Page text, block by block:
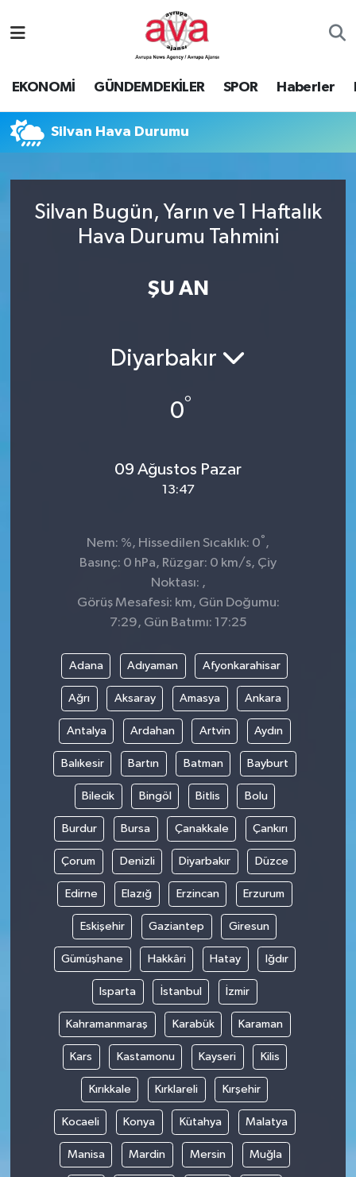
EKONOMİ GÜNDEMDEKİLER SPOR Haberler
Silvan Hava Durumu
Silvan Bugün, Yarın ve 1 Haftalık
Hava Durumu Tahmini
ŞU AN
Diyarbakır
0°
09 Ağustos Pazar
13:47
Nem: %, Hissedilen Sıcaklık: 0° ,
Basınç: 0 hPa, Rüzgar: 0 km/s, Çiy
Noktası: ,
Görüş Mesafesi: km, Gün Doğumu:
7:29, Gün Batımı: 17:25
Adana Adıyaman Afyonkarahisar
Ağrı Aksaray Amasya Ankara
Antalya Ardahan Artvin Aydın
Balıkesir Bartın Batman Bayburt
Bilecik Bingöl Bitlis Bolu
Burdur Bursa Çanakkale Çankırı
Çorum Denizli Diyarbakır Düzce
Edirne Elazığ Erzincan Erzurum
Eskişehir Gaziantep Giresun
Gümüşhane Hakkâri Hatay Iğdır
Isparta İstanbul İzmir
Kahramanmaraş Karabük Karaman
Kars Kastamonu Kayseri Kilis
Kırıkkale Kırklareli Kırşehir
Kocaeli Konya Kütahya Malatya
Manisa Mardin Mersin Muğla
Nöbetçi Eczaneler
Namaz Vakitleri
Trafik Durumu
Süper Lig Puan Durumu ve Fikstür